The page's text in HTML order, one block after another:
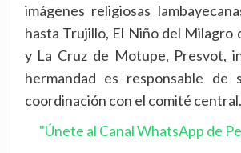
imágenes religiosas
hasta Trujillo, El Niño del Milagro
y La Cruz de Motupe, Presvot,
hermandad es responsable de
coordinación con el comité central.
"Únete al Canal WhatsApp de